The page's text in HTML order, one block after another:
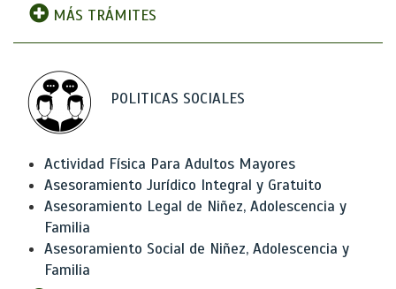
MÁS TRÁMITES
POLITICAS SOCIALES
Actividad Física Para Adultos Mayores
Asesoramiento Jurídico Integral y Gratuito
Asesoramiento Legal de Niñez, Adolescencia y
Familia
Asesoramiento Social de Niñez, Adolescencia y
Familia